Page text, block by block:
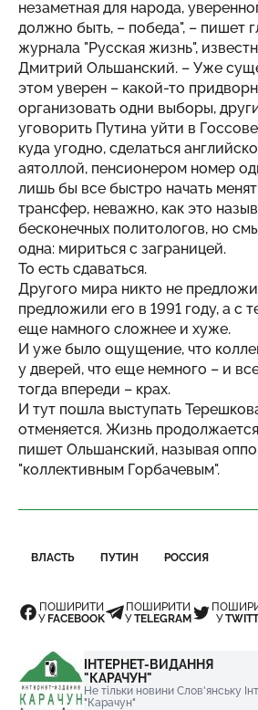
незаметная для народа,
должно быть, – победа", – пишет
журнала "Русская жизнь",
Дмитрий Ольшанский. – Уже
этом уверен – какой-то
организовать одни выборы,
уговорить Путина уйти в
куда угодно, сделаться
аятоллой, пенсионером номер
лишь бы все быстро начать
трансфер, неважно, как это
бесконечных политологов, но
одна: мириться с заграницей.
То есть сдаваться.
Другого мира никто не
предложили его в 1991 году, а с
еще намного сложнее и хуже.
И уже было ощущение, что
у дверей, что еще немного – и
тогда впереди – крах.
И тут пошла выступать
отменяется. Жизнь
пишет Ольшанский, называя
"коллективным Горбачевым".
ВЛАСТЬ ПУТИН РОССИЯ
ПОШИРИТИ
УFACEBOOK
ПОШИРИТИ
УTELEGRAM
У
ІНТЕРНЕТ-ВИДАННЯ
"КАРАЧУН"
Не тільки новини Слов'янську
"Карачун"